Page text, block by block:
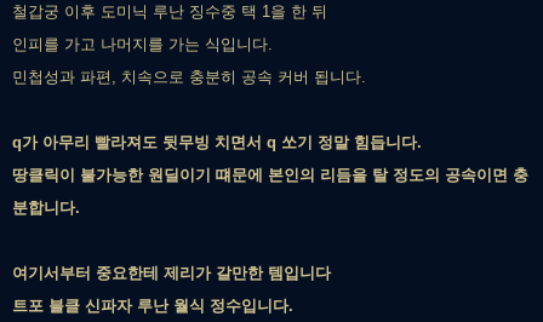
철갑궁 이후 도미닉 루난 징수중 택 1을 한 뒤
인피를 가고 나머지를 가는 식입니다.
민첩성과 파편, 치속으로 충분히 공속 커버 됩니다.
q가 아무리 빨라져도 뒷무빙 치면서 q 쏘기 정말 힘듭니다.
땅클릭이 불가능한 원딜이기 떄문에 본인의 리듬을 탈 정도의 공속이면 충
분합니다.
여기서부터 중요한테 제리가 갈만한 템입니다
트포 블클 신파자 루난 월식 정수입니다.